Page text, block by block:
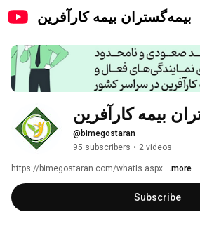
بیمه‌گستران بیمه کارآفرین
بیمه کارآفرین
@bimegostaran
95 subscribers • 2 videos
https://bimegostaran.com/whatIs.aspx ...more
Subscribe